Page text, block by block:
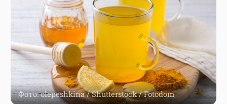
Фото: olepeshkina / Shutterstock / Fotodom